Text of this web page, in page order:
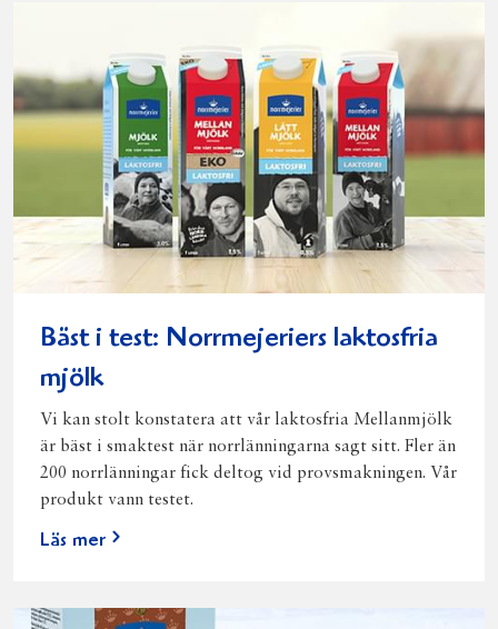
Bäst i test: Norrmejeriers laktosfria
mjölk
Vi kan stolt konstatera att vår laktosfria Mellanmjölk
är bäst i smaktest när norrlänningarna sagt sitt. Fler än
200 norrlänningar fick deltog vid provsmakningen. Vår
produkt vann testet.
Läs mer